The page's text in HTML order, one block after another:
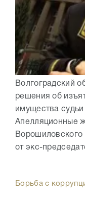
Волгоградский
решения об
имущества
Апелляционные
Ворошиловского
от экс-
Борьба с